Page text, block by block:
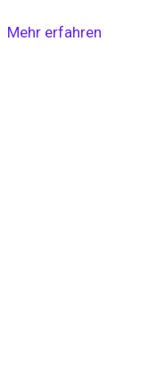
Mehr erfahren